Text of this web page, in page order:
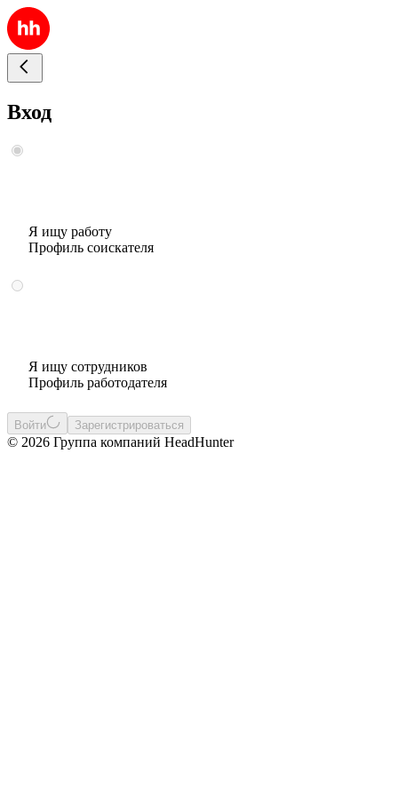
Вход
Я ищу работу
Профиль соискателя
Я ищу сотрудников
Профиль работодателя
Войти Зарегистрироваться
© 2026 Группа компаний HeadHunter